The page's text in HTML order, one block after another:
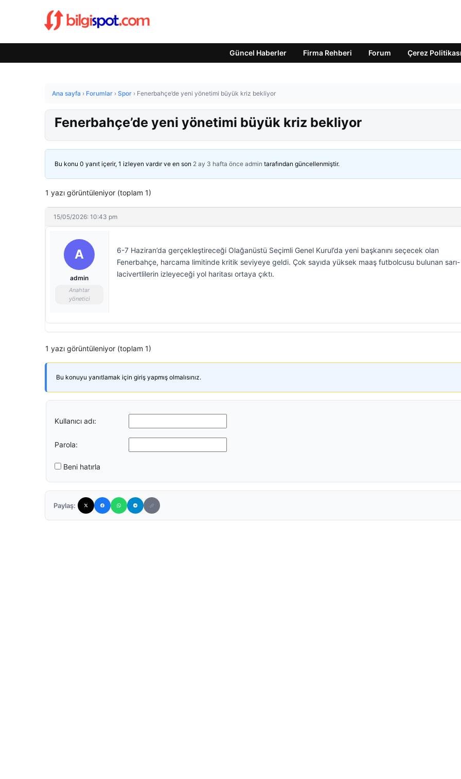
Güncel Haberler Firma Rehberi Forum Çerez Politikası
Ana sayfa › Forumlar › Spor › Fenerbahçe’de yeni yönetimi büyük kriz bekliyor
Fenerbahçe’de yeni yönetimi büyük kriz bekliyor
Bu konu 0 yanıt içerir, 1 izleyen vardır ve en son 2 ay 3 hafta önce admin tarafından güncellenmiştir.
1 yazı görüntüleniyor (toplam 1)
15/05/2026: 10:43 pm
A
admin
Anahtar
yönetici
6-7 Haziran’da gerçekleştireceği Olağanüstü Seçimli Genel Kurul’da yeni başkanını seçecek olan
Fenerbahçe, harcama limitinde kritik seviyeye geldi. Çok sayıda yüksek maaş futbolcusu bulunan sarı-
lacivertlilerin izleyeceği yol haritası ortaya çıktı.
1 yazı görüntüleniyor (toplam 1)
Bu konuyu yanıtlamak için giriş yapmış olmalısınız.
Kullanıcı adı:
Parola:
Beni hatırla
Paylaş: